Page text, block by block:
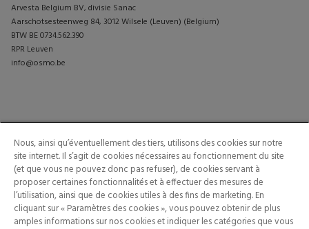
Arvesta Belgium BV, divisie Sanac
Aarschotsesteenweg 84, 3012 Wilsele (Leuven) (Belgium)
BTW BE 0734.562.390
RPR Leuven
info@osmo.be
PRODUITS
INSPIRATION
CONTACTEZ-NOUS
Nous, ainsi qu’éventuellement des tiers, utilisons des cookies sur notre
site internet. Il s’agit de cookies nécessaires au fonctionnement du site
(et que vous ne pouvez donc pas refuser), de cookies servant à
proposer certaines fonctionnalités et à effectuer des mesures de
l’utilisation, ainsi que de cookies utiles à des fins de marketing. En
cliquant sur « Paramètres des cookies », vous pouvez obtenir de plus
amples informations sur nos cookies et indiquer les catégories que vous